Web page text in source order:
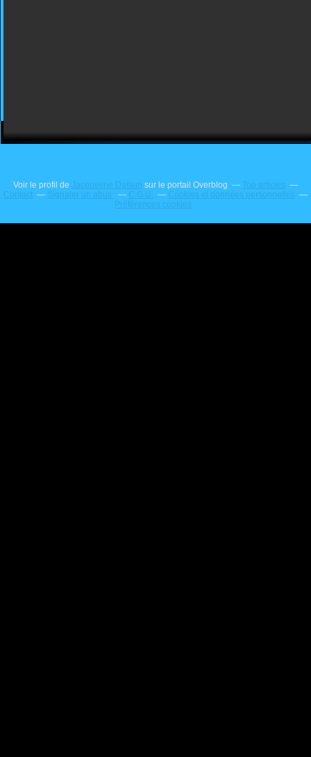
Voir le profil de Jacqueline Dallem sur le portail Overblog
Top articles
Contact
Signaler un abus C.G.U.
Cookies et données personnelles
Préférences cookies